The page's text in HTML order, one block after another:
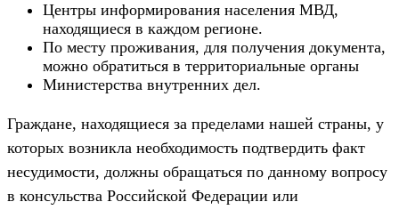
Центры информирования населения МВД,
находящиеся в каждом регионе.
По месту проживания, для получения документа,
можно обратиться в территориальные органы
Министерства внутренних дел.
Граждане, находящиеся за пределами нашей страны, у
которых возникла необходимость подтвердить факт
несудимости, должны обращаться по данному вопросу
в консульства Российской Федерации или